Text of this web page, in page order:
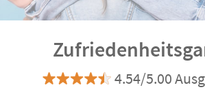
4.54/5.00